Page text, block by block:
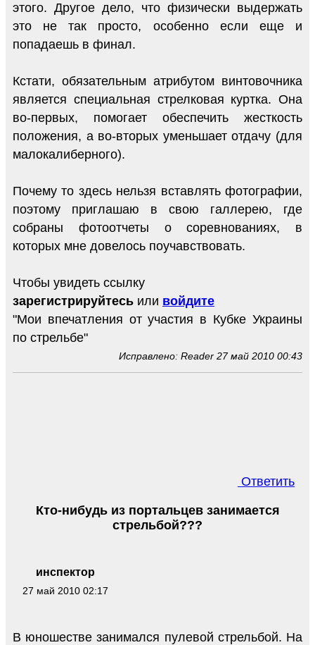
этого. Другое дело, что физически выдержать
это не так просто, особенно если еще и
попадаешь в финал.
Кстати, обязательным атрибутом винтовочника
является специальная стрелковая куртка. Она
во-первых, помогает обеспечить жесткость
положения, а во-вторых уменьшает отдачу (для
малокалиберного).
Почему то здесь нельзя вставлять фотографии,
поэтому приглашаю в свою галлерею, где
собраны фотоотчеты о соревнованиях, в
которых мне довелось поучавствовать.
Чтобы увидеть ссылку
зарегистрируйтесь или войдите
"Мои впечатления от участия в Кубке Украины
по стрельбе"
Исправлено: Reader 27 май 2010 00:43
Ответить
инспектор
27 май 2010 02:17
Кто-нибудь из портальцев занимается
стрельбой???
В юношестве занимался пулевой стрельбой. На